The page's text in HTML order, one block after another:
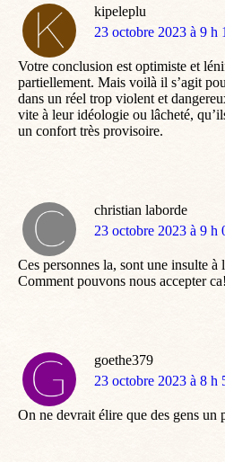
kipeleplu
dit
23 octobre 2023 à 9 h
Votre conclusion est optimiste et
partiellement. Mais voilà il s’agit
dans un réel trop violent et
vite à leur idéologie ou lâcheté,
un confort très provisoire.
christian laborde
dit
23 octobre 2023 à 9 h
Ces personnes la, sont une insulte à
Comment pouvons nous accepter ca!
goethe379
dit
23 octobre 2023 à 8 h
On ne devrait élire que des gens un